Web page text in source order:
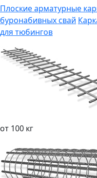
Плоские арматурные
буронабивных свай
для тюбингов
от 100 кг